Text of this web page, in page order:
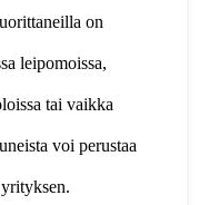
on
leipomoissa,
tai vaikka
voi perustaa